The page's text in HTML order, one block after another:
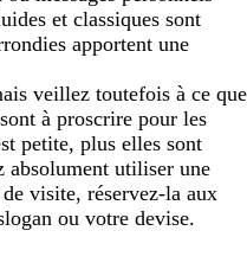
et classiques sont
apportent une
veillez toutefois à ce que
à proscrire pour les
petite, plus elles sont
utiliser une
visite, réservez-la aux
ou votre devise.